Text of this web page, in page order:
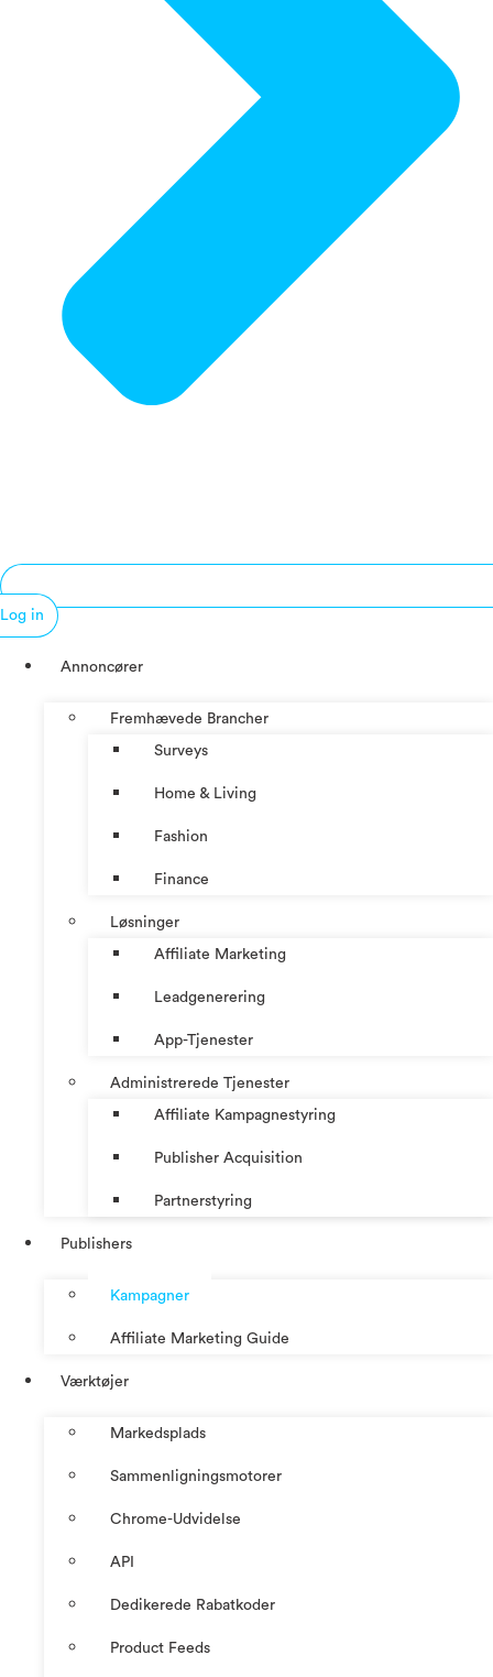
Log in
Annoncører
Fremhævede Brancher
Surveys
Home & Living
Fashion
Finance
Løsninger
Affiliate Marketing
Leadgenerering
App-Tjenester
Administrerede Tjenester
Affiliate Kampagnestyring
Publisher Acquisition
Partnerstyring
Publishers
Kampagner
Affiliate Marketing Guide
Værktøjer
Markedsplads
Sammenligningsmotorer
Chrome-Udvidelse
API
Dedikerede Rabatkoder
Product Feeds